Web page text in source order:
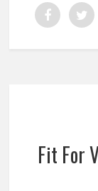
Fit For